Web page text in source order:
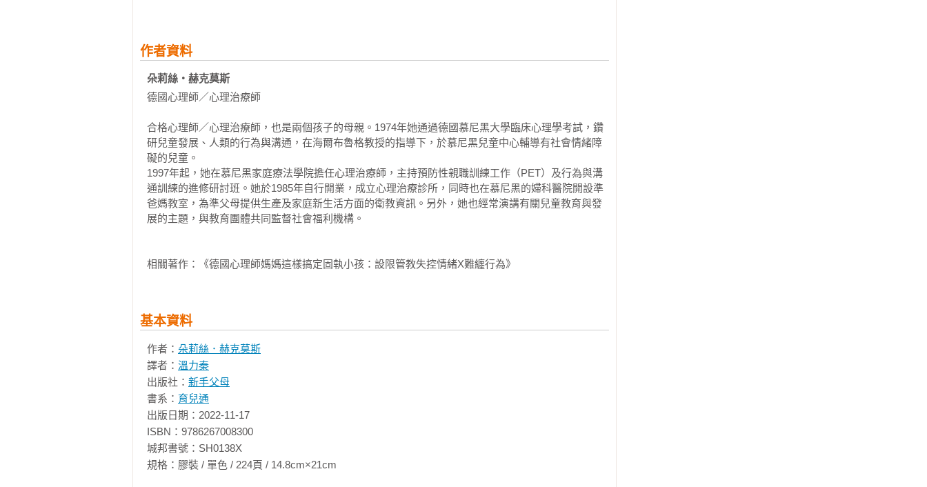
挫折容忍力促進人際關係
攻擊性是求生本能
教養風格與兒童攻擊行為的關係
．兒童攻擊行為的起因
父母的教養行為
嚴厲的教養風格
父母的身教效果
溺愛型教養
過度操心
．手足爭寵與爭吵
手足組合與父母的處理之道
獨生子女
有了弟弟或妹妹之後
．兒童的周遭環境
父母離異
幼兒園入學適應
幼兒透過看電視學到攻擊行為？
．發展心理學的解釋：兒童攻擊行為的重點提要
第三章：給父母的教養建議
傳統管教方式的過多禁令與處罰，反而會讓孩子反抗心越來越強烈，或表面遵從內心憤怒，這都不
是父母期望的親子關係與教養結果。書中提到「一歲半到三歲之間孩子，若是越快樂、得到的疼愛
與接納越多，反抗的機率就會大大減少」，「孩子受到的束縛越多，越會固執到底」，唯有溫柔堅
管理功課呢！
誠心推薦所有水深火熱的兩歲兒父母親，都該在家中珍藏這本「武林秘笈」！
推薦序2
文／羅比媽 羅比媽的育兒與實驗廚房
派、芬蘭媽媽派還是德國媽媽派都略懂略懂，更別說是零歲、百歲還是萬歲派，幾乎每一本都協助
種與時、與人俱進的長期栽培，絕對不應該拘泥形式、墨守成規。就在我們一邊閱讀這麼多不同學
派的育兒寶典時，也不禁在讓我心中浮出許多問號，某些方式到底對幾歲的孩子管用呢？並不是每
個方式都能通用各年齡啊！
我在美國很喜歡由知名兒童發展心理學家Louise Bates Ames出版的一系列教養書從1歲Your One-
Year-Old: The Fun-Loving, Fussy 12-To 24-Month-Old 、到2歲Your Two-Year-Old: Terrible or
Tender……一直到14歲，針對每個孩子在每個不同年齡的心智發展，於是會產生哪些現象造成親子
教養的難題一一破解，閱讀的時候我就在想，台灣要是能有一本中文書，告訴大家「該如何應付難
纏的兩歲兒」有多好，就在我家的小女兒Blair即將滿2歲之際，出版社告訴我有這麼一本《德國心理
師媽媽這樣搞定固執小孩》讓我試閱時，簡直如獲至寶，一打開就狂點頭，不僅告訴我How（如
作者資料
朵莉絲‧赫克莫斯
德國心理師／心理治療師
合格心理師／心理治療師，也是兩個孩子的母親。1974年她通過德國慕尼黑大學臨床心理學考試，鑽
研兒童發展、人類的行為與溝通，在海爾布魯格教授的指導下，於慕尼黑兒童中心輔導有社會情緒障
礙的兒童。
1997年起，她在慕尼黑家庭療法學院擔任心理治療師，主持預防性親職訓練工作（PET）及行為與溝
通訓練的進修研討班。她於1985年自行開業，成立心理治療診所，同時也在慕尼黑的婦科醫院開設準
爸媽教室，為準父母提供生產及家庭新生活方面的衛教資訊。另外，她也經常演講有關兒童教育與發
展的主題，與教育團體共同監督社會福利機構。
相關著作：《德國心理師媽媽這樣搞定固執小孩：設限管教失控情緒X難纏行為》
基本資料
作者： 朵莉絲．赫克莫斯
譯者： 溫力秦
出版社： 新手父母
書系： 育兒通
出版日期：2022-11-17
ISBN：9786267008300
城邦書號：SH0138X
規格：膠裝 / 單色 / 224頁 / 14.8cm×21cm